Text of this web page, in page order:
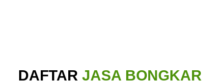
DAFTAR JASA BONGKAR